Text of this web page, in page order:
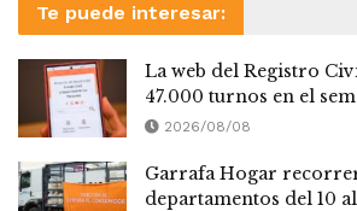
Te puede interesar:
La web del Registro
47.000 turnos en el
2026/08/08
Garrafa Hogar
departamentos del 10